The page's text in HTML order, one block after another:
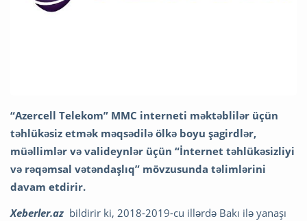
“Azercell Telekom” MMC interneti məktəblilər üçün
təhlükəsiz etmək məqsədilə ölkə boyu şagirdlər,
müəllimlər və valideynlər üçün “İnternet təhlükəsizliyi
və rəqəmsal vətəndaşlıq” mövzusunda təlimlərini
davam etdirir.
Xeberler.az bildirir ki, 2018-2019-cu illərdə Bakı ilə yanaşı